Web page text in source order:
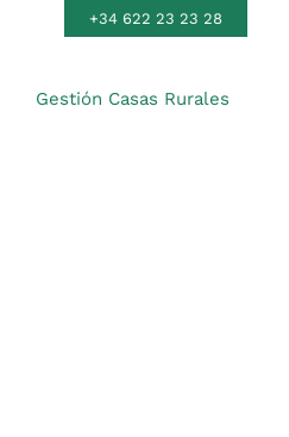
+34 622 23 23 28
Gestión Casas Rurales